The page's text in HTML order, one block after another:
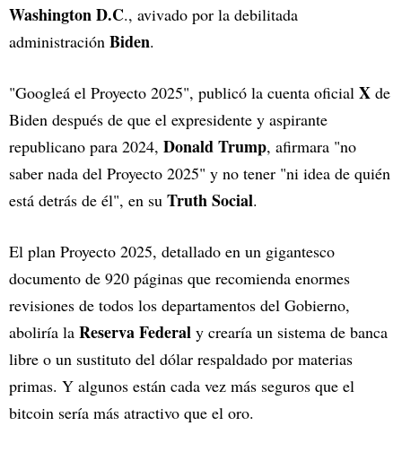
Washington D.C., avivado por la debilitada
administración Biden.
"Googleá el Proyecto 2025", publicó la cuenta oficial X de
Biden después de que el expresidente y aspirante
republicano para 2024, Donald Trump, afirmara "no
saber nada del Proyecto 2025" y no tener "ni idea de quién
está detrás de él", en su Truth Social.
El plan Proyecto 2025, detallado en un gigantesco
documento de 920 páginas que recomienda enormes
revisiones de todos los departamentos del Gobierno,
aboliría la Reserva Federal y crearía un sistema de banca
libre o un sustituto del dólar respaldado por materias
primas. Y algunos están cada vez más seguros que el
bitcoin sería más atractivo que el oro.